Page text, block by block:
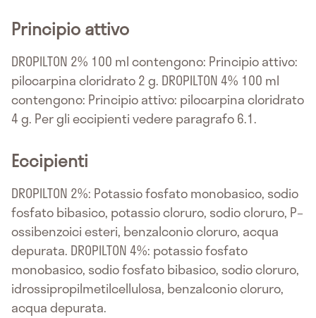
Principio attivo
DROPILTON 2% 100 ml contengono: Principio attivo:
pilocarpina cloridrato 2 g. DROPILTON 4% 100 ml
contengono: Principio attivo: pilocarpina cloridrato
4 g. Per gli eccipienti vedere paragrafo 6.1.
Eccipienti
DROPILTON 2%: Potassio fosfato monobasico, sodio
fosfato bibasico, potassio cloruro, sodio cloruro, P–
ossibenzoici esteri, benzalconio cloruro, acqua
depurata. DROPILTON 4%: potassio fosfato
monobasico, sodio fosfato bibasico, sodio cloruro,
idrossipropilmetilcellulosa, benzalconio cloruro,
acqua depurata.